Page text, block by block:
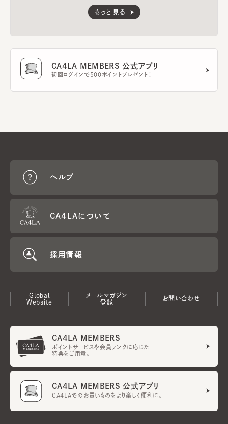
もっと見る
CA4LA MEMBERS 公式アプリ
初回ログインで500ポイントプレゼント！
ヘルプ
CA4LAについて
採用情報
Global
Website
メールマガジン
登録
お問い合わせ
CA4LA MEMBERS
ポイントサービスや会員ランクに応じた
特典をご用意。
CA4LA MEMBERS 公式アプリ
CA4LAでのお買いものをより楽しく便利に。